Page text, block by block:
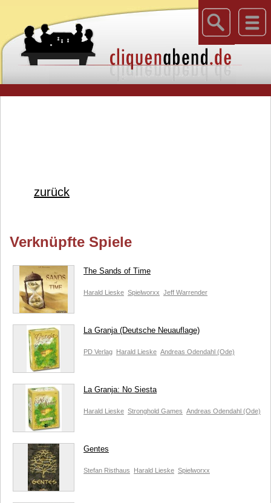
zurück
Verknüpfte Spiele
The Sands of Time
Harald Lieske Spielworxx Jeff Warrender
La Granja (Deutsche Neuauflage)
PD Verlag Harald Lieske Andreas Odendahl (Ode)
La Granja: No Siesta
Harald Lieske Stronghold Games Andreas Odendahl (Ode)
Gentes
Stefan Risthaus Harald Lieske Spielworxx